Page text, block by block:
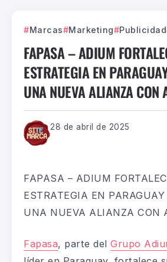
Marcas Marketing Publicidad
FAPASA – ADIUM
ESTRATEGIA EN
UNA NUEVA ALIANZA CON
28 de abril de 2025
FAPASA – ADIUM
ESTRATEGIA EN
UNA NUEVA ALIANZA CON
Fapasa, parte del Grupo